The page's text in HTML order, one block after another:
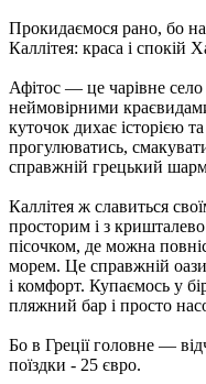
Прокидаємося рано, бо
Каллітея: краса і спокій
Афітос — це чарівне
неймовірними
куточок дихає історією
прогулюватись,
справжній грецький
Каллітея ж славиться
просторим і з
пісочком, де можна
морем. Це справжній
і комфорт. Купаємось у
пляжний бар і просто
Бо в Греції головне —
поїздки - 25 євро.